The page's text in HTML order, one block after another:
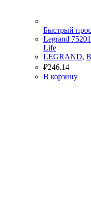
Быстрый
Legrand
Life
LEGRAND,
₽246.14
В корзину